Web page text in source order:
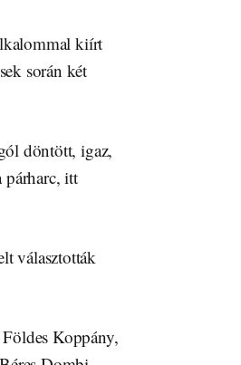
kiírt
során két
döntött, igaz,
itt
választották
Koppány,